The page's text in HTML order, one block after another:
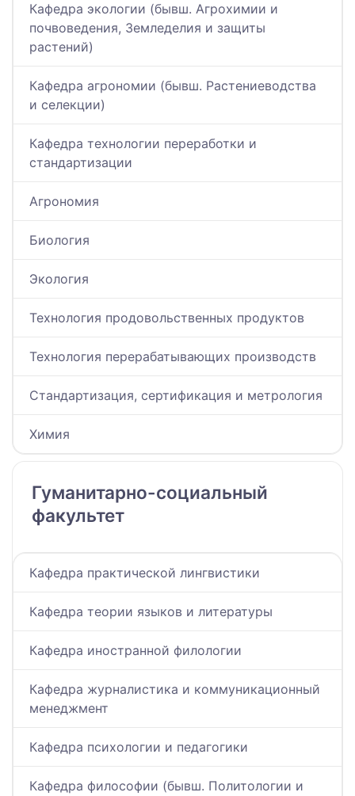
Кафедра экологии (бывш. Агрохимии и
почвоведения, Земледелия и защиты
растений)
Кафедра агрономии (бывш. Растениеводства
и селекции)
Кафедра технологии переработки и
стандартизации
Агрономия
Биология
Экология
Технология продовольственных продуктов
Технология перерабатывающих производств
Стандартизация, сертификация и метрология
Химия
Гуманитарно-социальный
факультет
Кафедра практической лингвистики
Кафедра теории языков и литературы
Кафедра иностранной филологии
Кафедра журналистика и коммуникационный
менеджмент
Кафедра психологии и педагогики
Кафедра философии (бывш. Политологии и